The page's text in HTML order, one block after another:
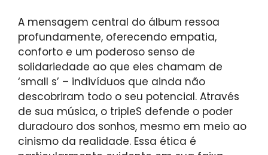
A mensagem central do álbum ressoa
profundamente, oferecendo empatia,
conforto e um poderoso senso de
solidariedade ao que eles chamam de
‘small s’ – indivíduos que ainda não
descobriram todo o seu potencial. Através
de sua música, o tripleS defende o poder
duradouro dos sonhos, mesmo em meio ao
cinismo da realidade. Essa ética é